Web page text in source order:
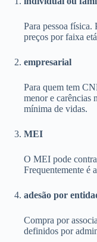
Para pessoa física.
preços por faixa
empresarial
Para quem tem
menor e carências
mínima de vidas.
MEI
O MEI pode
Frequentemente é
adesão por
Compra por
definidos por